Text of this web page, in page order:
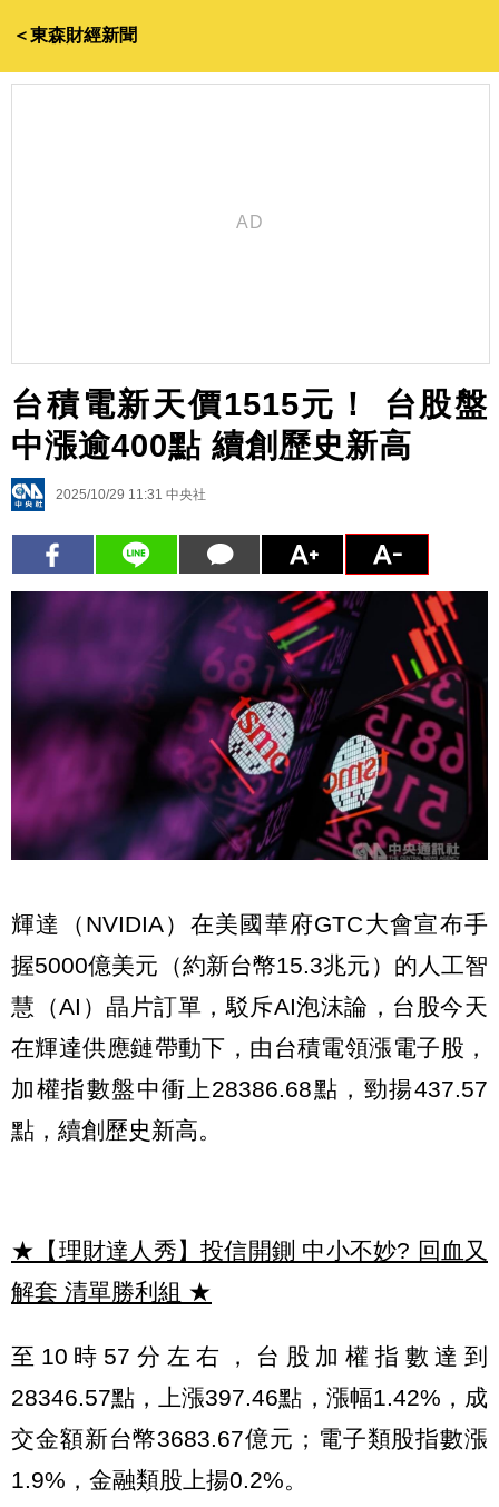
＜東森財經新聞
台積電新天價1515元！ 台股盤
中漲逾400點 續創歷史新高
2025/10/29 11:31 中央社
輝達（NVIDIA）在美國華府GTC大會宣布手
握5000億美元（約新台幣15.3兆元）的人工智
慧（AI）晶片訂單，駁斥AI泡沫論，台股今天
在輝達供應鏈帶動下，由台積電領漲電子股，
加權指數盤中衝上28386.68點，勁揚437.57
點，續創歷史新高。
★【理財達人秀】投信開鍘 中小不妙? 回血又
解套 清單勝利組 ★
至10時57分左右，台股加權指數達到
28346.57點，上漲397.46點，漲幅1.42%，成
交金額新台幣3683.67億元；電子類股指數漲
1.9%，金融類股上揚0.2%。